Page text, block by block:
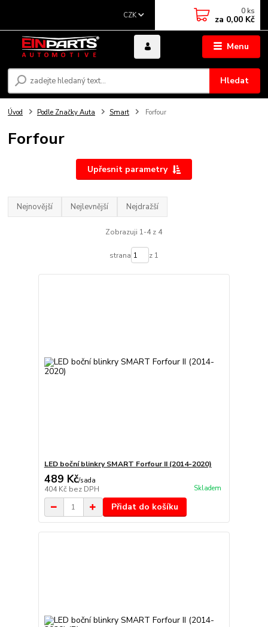
Menu
CZK
Hledat
0 ks
za 0,00 Kč
Úvod Podle Značky Auta Smart Forfour
Forfour
Upřesnit parametry
Nejnovější Nejlevnější Nejdražší
Zobrazuji 1-4 z 4
strana z 1
LED boční blinkry SMART Forfour II (2014-2020)
489 Kč/sada
404 Kč bez DPH Skladem
Přidat do košíku